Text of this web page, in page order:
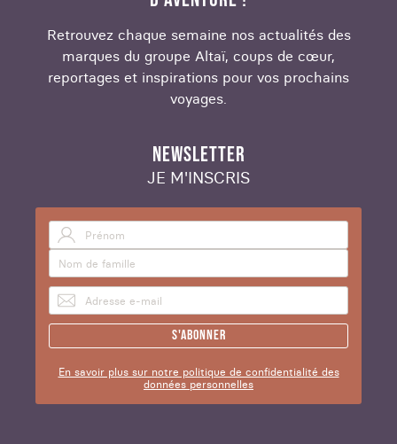
Retrouvez chaque semaine nos actualités des
marques du groupe Altaï, coups de cœur,
reportages et inspirations pour vos prochains
voyages.
NEWSLETTER
JE M'INSCRIS
S'abonner
En savoir plus sur notre politique de confidentialité des
données personnelles